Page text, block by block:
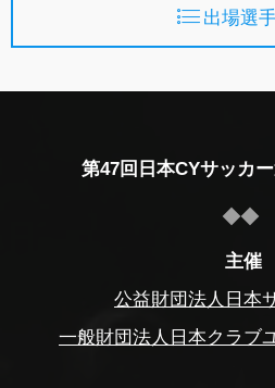
出場選
第47回日本CYサッカ
主催
公益財団法人日本
一般財団法人日本クラブ